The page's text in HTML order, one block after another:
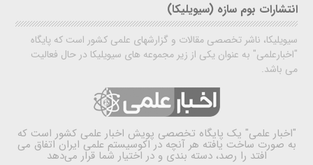
انتشارات بوم سازه (سیویلیکا)
سیویلیکا، ناشر تخصصی مقالات و گزارشهای علمی کشور است که پایگاه
"اخبارعلمی" به عنوان یکی از زیر مجموعه های سیویلیکا در حال فعالیت
می باشد.
"اخبار علمی" یک پایگاه تخصصی پویش اخبار علمی کشور است که
به صورت ساخت یافته هر آنچه در اکوسیستم علمی ایران اتفاق می
افتد را رصد، دسته بندی و در اختیار شما قرار می‌دهد